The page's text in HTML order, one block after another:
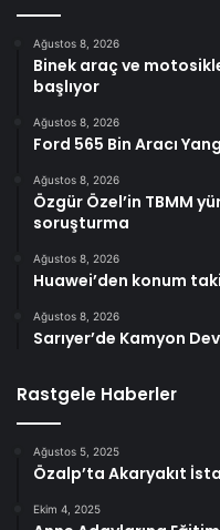
Ağustos 8, 2026
Binek araç ve
başlıyor
Ağustos 8, 2026
Ford 565 Bin Aracı
Ağustos 8, 2026
Özgür Özel’in TBMM
soruşturma
Ağustos 8, 2026
Huawei’den konum
Ağustos 8, 2026
Sarıyer’de Kamyon
Rastgele Haberler
Ağustos 5, 2025
Özalp’ta Akaryakıt
Ekim 4, 2025